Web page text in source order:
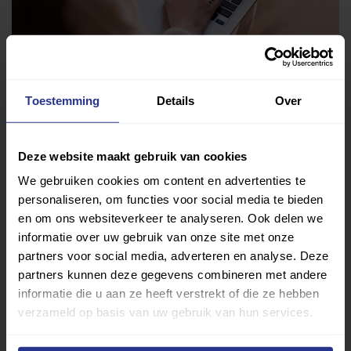
Toestemming Details Over
Deze website maakt gebruik van cookies
We gebruiken cookies om content en advertenties te
personaliseren, om functies voor social media te bieden
en om ons websiteverkeer te analyseren. Ook delen we
informatie over uw gebruik van onze site met onze
partners voor social media, adverteren en analyse. Deze
partners kunnen deze gegevens combineren met andere
informatie die u aan ze heeft verstrekt of die ze hebben
verzameld op basis van uw gebruik van hun services.
Vind jouw sport
vind je gemakkelijk jouw favoriete sport of activiteit.
die bij je past.
Sport zoeken